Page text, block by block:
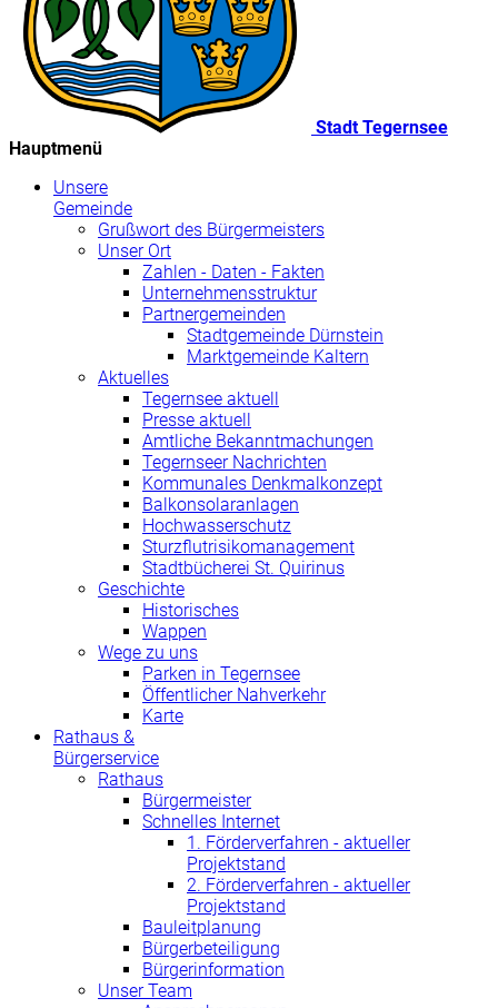
Stadt Tegernsee
Hauptmenü
Unsere
Gemeinde
Grußwort des Bürgermeisters
Unser Ort
Zahlen - Daten - Fakten
Unternehmensstruktur
Partnergemeinden
Stadtgemeinde Dürnstein
Marktgemeinde Kaltern
Aktuelles
Tegernsee aktuell
Presse aktuell
Amtliche Bekanntmachungen
Tegernseer Nachrichten
Kommunales Denkmalkonzept
Balkonsolaranlagen
Hochwasserschutz
Sturzflutrisikomanagement
Stadtbücherei St. Quirinus
Geschichte
Historisches
Wappen
Wege zu uns
Parken in Tegernsee
Öffentlicher Nahverkehr
Karte
Rathaus &
Bürgerservice
Rathaus
Bürgermeister
Schnelles Internet
1. Förderverfahren - aktueller
Projektstand
2. Förderverfahren - aktueller
Projektstand
Bauleitplanung
Bürgerbeteiligung
Bürgerinformation
Unser Team